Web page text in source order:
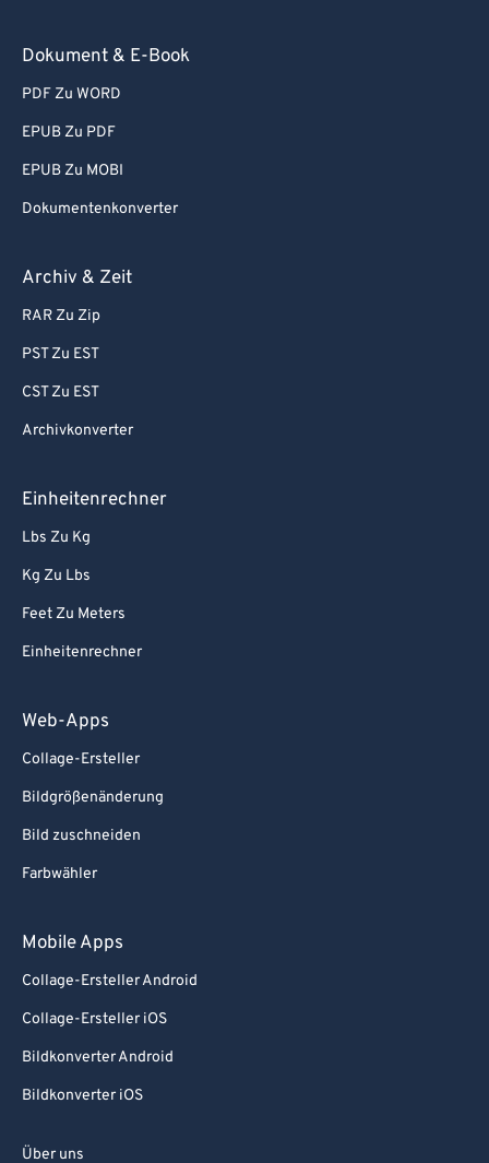
Dokument & E-Book
PDF Zu WORD
EPUB Zu PDF
EPUB Zu MOBI
Dokumentenkonverter
Archiv & Zeit
RAR Zu Zip
PST Zu EST
CST Zu EST
Archivkonverter
Einheitenrechner
Lbs Zu Kg
Kg Zu Lbs
Feet Zu Meters
Einheitenrechner
Web-Apps
Collage-Ersteller
Bildgrößenänderung
Bild zuschneiden
Farbwähler
Mobile Apps
Collage-Ersteller Android
Collage-Ersteller iOS
Bildkonverter Android
Bildkonverter iOS
Über uns